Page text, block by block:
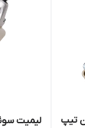
تیپ
لیمیت